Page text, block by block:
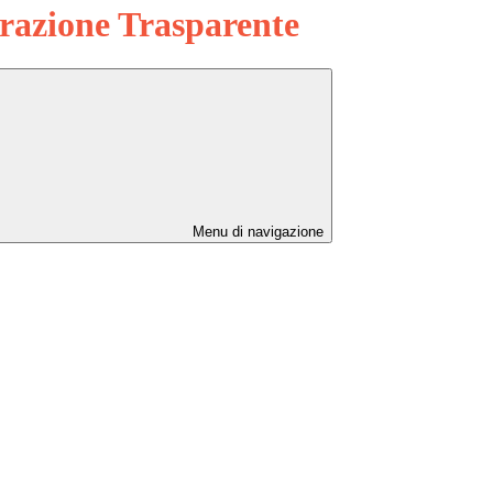
Trasparente
Menu di navigazione